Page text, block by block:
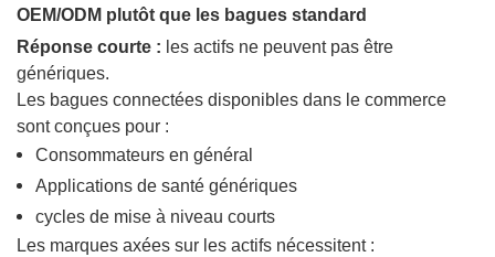
OEM/ODM plutôt que les bagues standard
Réponse courte : les actifs ne peuvent pas être
génériques.
Les bagues connectées disponibles dans le commerce
sont conçues pour :
Consommateurs en général
Applications de santé génériques
cycles de mise à niveau courts
Les marques axées sur les actifs nécessitent :